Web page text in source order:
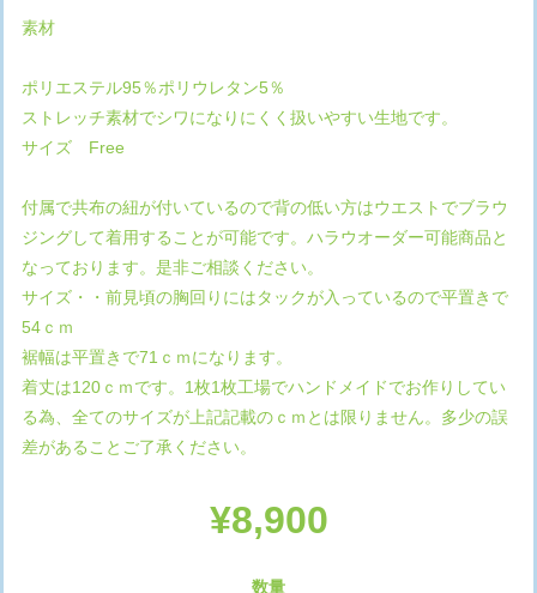
素材
ポリエステル95％ポリウレタン5％
ストレッチ素材でシワになりにくく扱いやすい生地です。
サイズ Free
付属で共布の紐が付いているので背の低い方はウエストでブラウ
ジングして着用することが可能です。ハラウオーダー可能商品と
なっております。是非ご相談ください。
サイズ・・前見頃の胸回りにはタックが入っているので平置きで
54ｃｍ
裾幅は平置きで71ｃｍになります。
着丈は120ｃｍです。1枚1枚工場でハンドメイドでお作りしてい
る為、全てのサイズが上記記載のｃｍとは限りません。多少の誤
差があることご了承ください。
¥8,900
数量